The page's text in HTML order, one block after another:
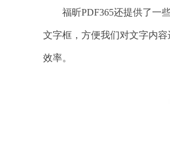
福昕PDF365还提供了一些
文字框，方便我们对文字内
效率。